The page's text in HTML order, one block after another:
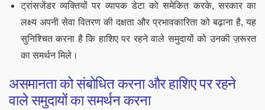
ट्रांसजेंडर व्यक्तियों पर व्यापक डेटा को समेकित करके, सरकार का
लक्ष्य अपनी सेवा वितरण की दक्षता और प्रभावकारिता को बढ़ाना है, यह
सुनिश्चित करना है कि हाशिए पर रहने वाले समुदायों को उनकी ज़रूरत
का समर्थन मिले।
असमानता को संबोधित करना और हाशिए पर रहने
वाले समुदायों का समर्थन करना